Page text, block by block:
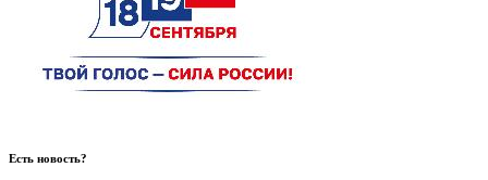
Есть новость?